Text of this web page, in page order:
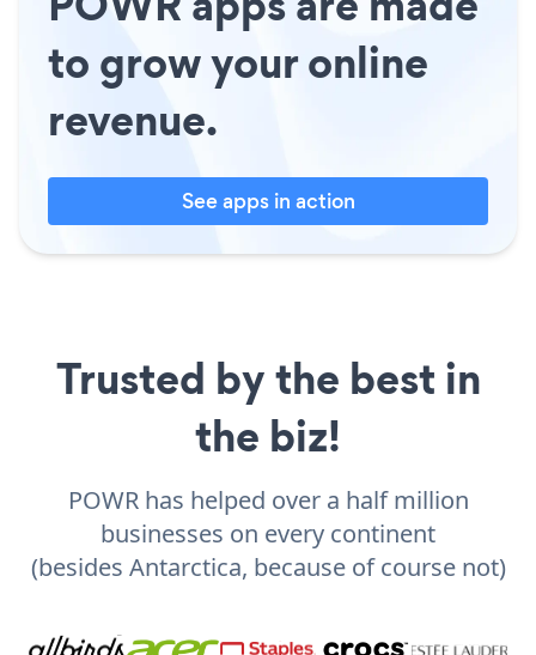
to grow your online
revenue.
See apps in action
Trusted by the best in
the biz!
POWR has helped over a half million
businesses on every continent
(besides Antarctica, because of course not)